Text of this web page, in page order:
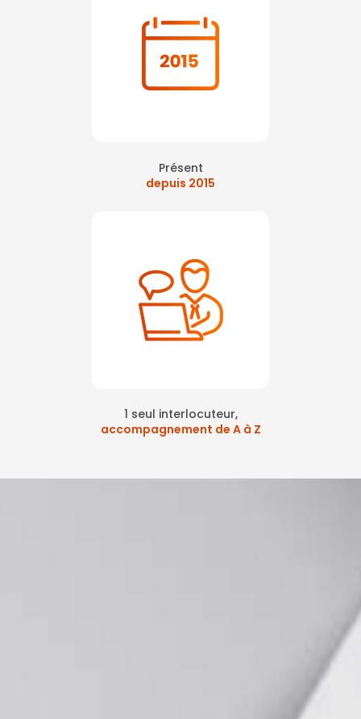
Présent
depuis 2015
1 seul interlocuteur,
accompagnement de A à Z